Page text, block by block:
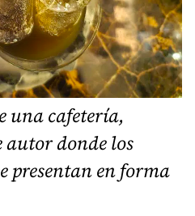
una cafetería,
autor donde los
presentan en forma